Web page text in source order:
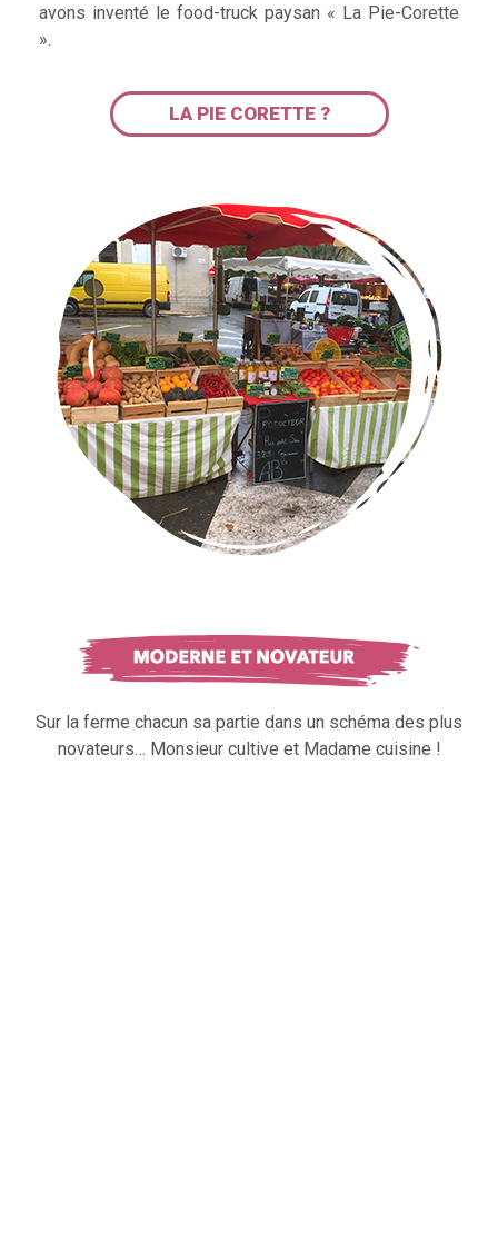
avons inventé le food-truck paysan « La Pie-Corette
».
LA PIE CORETTE ?
Sur la ferme chacun sa partie dans un schéma des plus
novateurs… Monsieur cultive et Madame cuisine !